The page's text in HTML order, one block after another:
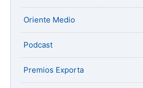
Oriente Medio
Podcast
Premios Exporta